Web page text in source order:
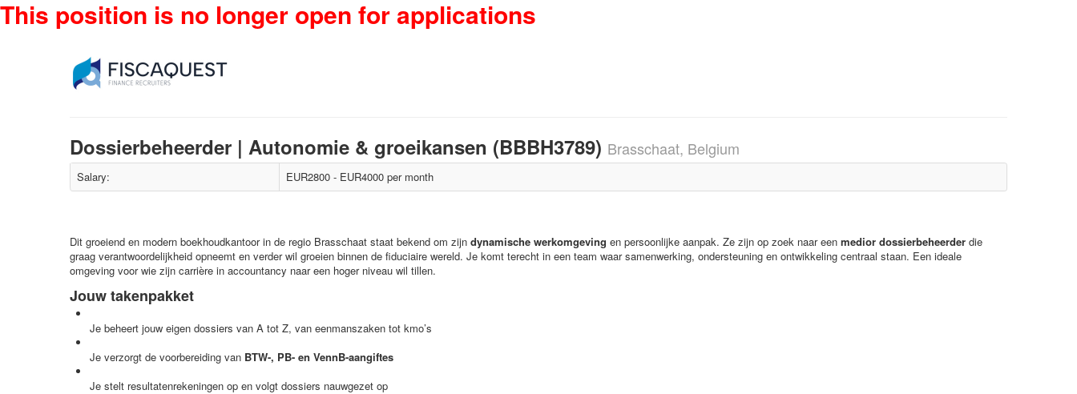
This position is no longer open for applications
Dossierbeheerder | Autonomie & groeikansen (BBBH3789) Brasschaat, Belgium
Salary: EUR2800 - EUR4000 per month
Dit groeiend en modern boekhoudkantoor in de regio Brasschaat staat bekend om zijn dynamische werkomgeving en persoonlijke aanpak. Ze zijn op zoek naar een medior dossierbeheerder die
graag verantwoordelijkheid opneemt en verder wil groeien binnen de fiduciaire wereld. Je komt terecht in een team waar samenwerking, ondersteuning en ontwikkeling centraal staan. Een ideale
omgeving voor wie zijn carrière in accountancy naar een hoger niveau wil tillen.
Jouw takenpakket
Je beheert jouw eigen dossiers van A tot Z, van eenmanszaken tot kmo’s
Je verzorgt de voorbereiding van BTW-, PB- en VennB-aangiftes
Je stelt resultatenrekeningen op en volgt dossiers nauwgezet op